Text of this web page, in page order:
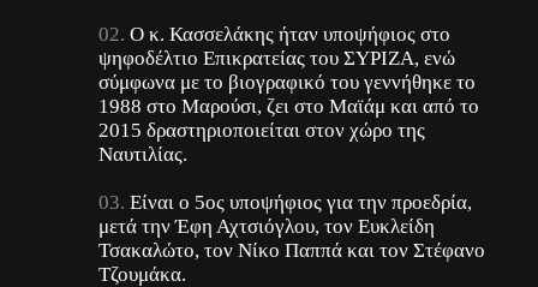
Ο κ. Κασσελάκης ήταν υποψήφιος στο
ψηφοδέλτιο Επικρατείας του ΣΥΡΙΖΑ, ενώ
σύμφωνα με το βιογραφικό του γεννήθηκε το
1988 στο Μαρούσι, ζει στο Μαϊάμ και από το
2015 δραστηριοποιείται στον χώρο της
Ναυτιλίας.
Είναι ο 5ος υποψήφιος για την προεδρία,
μετά την Έφη Αχτσιόγλου, τον Ευκλείδη
Τσακαλώτο, τον Νίκο Παππά και τον Στέφανο
Τζουμάκα.